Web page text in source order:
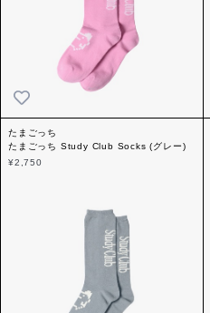
たまごっち
たまごっち Study Club Socks (グレー)
¥2,750